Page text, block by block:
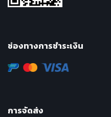
ช่องทางการชำระเงิน
การจัดส่ง